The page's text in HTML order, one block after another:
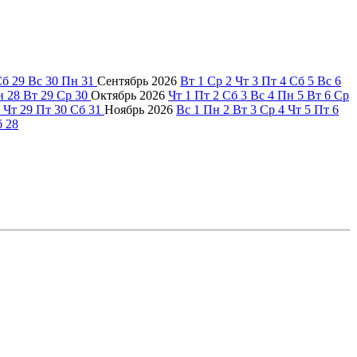
29 Вс 30 Пн 31 Сентябрь 2026 Вт 1 Ср 2 Чт 3 Пт 4 Сб 5 Вс 6
28 Вт 29 Ср 30 Октябрь 2026 Чт 1 Пт 2 Сб 3 Вс 4 Пн 5 Вт 6 Ср
Чт 29 Пт 30 Сб 31 Ноябрь 2026 Вс 1 Пн 2 Вт 3 Ср 4 Чт 5 Пт 6
28